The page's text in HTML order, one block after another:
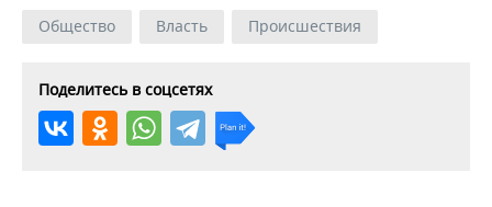
Общество Власть Происшествия
Поделитесь в соцсетях